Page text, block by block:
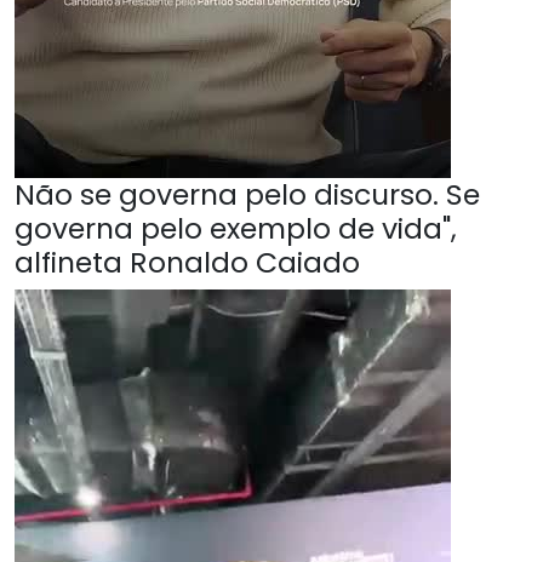
Não se governa pelo discurso. Se
governa pelo exemplo de vida",
alfineta Ronaldo Caiado